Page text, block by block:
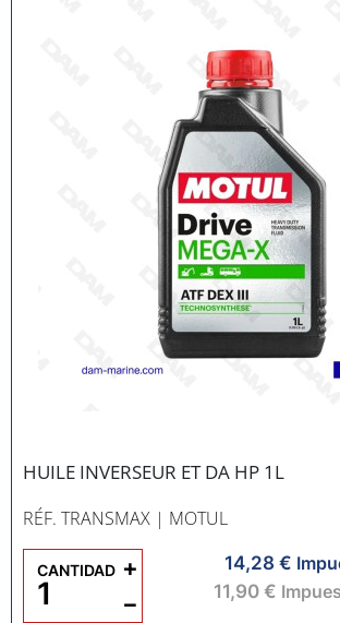
HUILE INVERSEUR ET DA HP 1L
RÉF. TRANSMAX | MOTUL
14,28 €
11,90 €
CANTIDAD
−
+